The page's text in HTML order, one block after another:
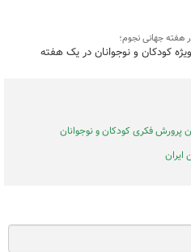
هفته جهانی نجوم؛
پرورش فکری کودکان و نوجوانان
ایران